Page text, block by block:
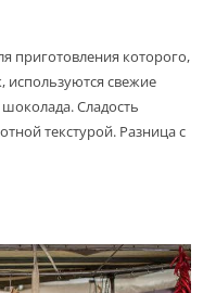
приготовления которого,
используются свежие
Сладость
текстурой. Разница с